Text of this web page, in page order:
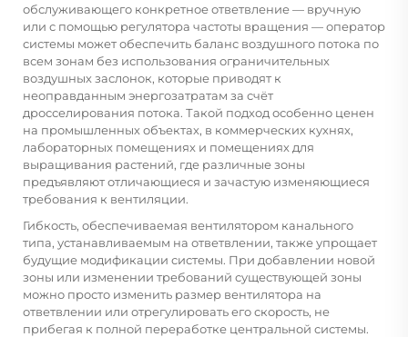
обслуживающего конкретное ответвление — вручную
или с помощью регулятора частоты вращения — оператор
системы может обеспечить баланс воздушного потока по
всем зонам без использования ограничительных
воздушных заслонок, которые приводят к
неоправданным энергозатратам за счёт
дросселирования потока. Такой подход особенно ценен
на промышленных объектах, в коммерческих кухнях,
лабораторных помещениях и помещениях для
выращивания растений, где различные зоны
предъявляют отличающиеся и зачастую изменяющиеся
требования к вентиляции.
Гибкость, обеспечиваемая вентилятором канального
типа, устанавливаемым на ответвлении, также упрощает
будущие модификации системы. При добавлении новой
зоны или изменении требований существующей зоны
можно просто изменить размер вентилятора на
ответвлении или отрегулировать его скорость, не
прибегая к полной переработке центральной системы.